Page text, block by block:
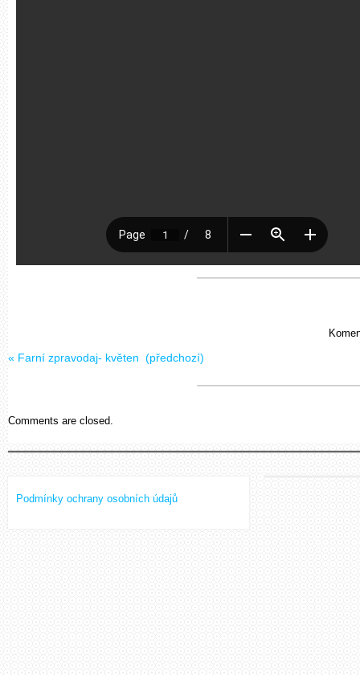
« Farní zpravodaj- květen (předchozí)
Comments are closed.
Podmínky ochrany osobních údajů